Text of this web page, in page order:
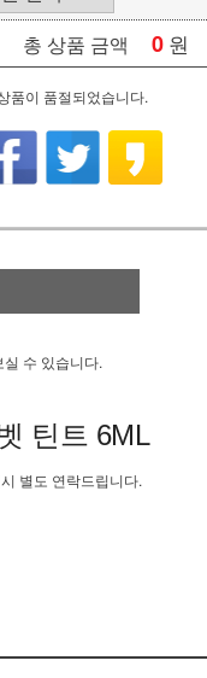
총 상품 금액 0 원
품이 품절되었습니다.
수 있습니다.
틴트 6ML
별도 연락드립니다.